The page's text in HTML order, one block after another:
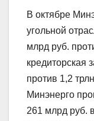
В октябре
угольной
млрд руб.
кредиторская
против 1,2
Минэнерго
261 млрд руб.